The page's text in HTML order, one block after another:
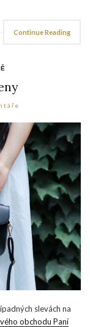
Continue Reading
slevách na
obchodu Paní